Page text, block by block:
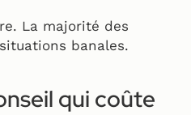
La majorité des
banales.
qui coûte